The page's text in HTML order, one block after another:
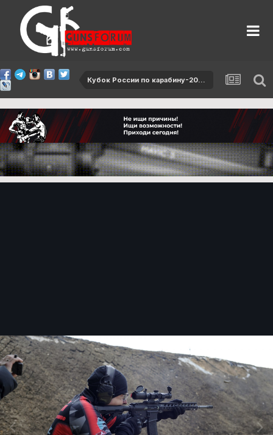
Кубок России по карабину-2017, 2 этап